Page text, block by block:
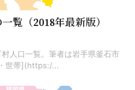
覧（2018年最新版）
人口一覧。筆者は岩手県釜石市
世帯](https:/...